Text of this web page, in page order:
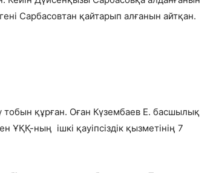
Сарбасовтан қайтарып алғанын айтқан.
құрған. Оған Күзембаев Е. басшылық
ның ішкі қауіпсіздік қызметінің 7